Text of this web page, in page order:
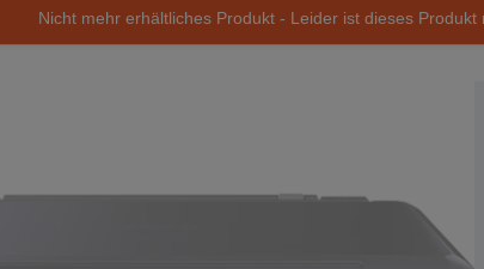
Nicht mehr erhältliches Produkt - Leider ist dieses